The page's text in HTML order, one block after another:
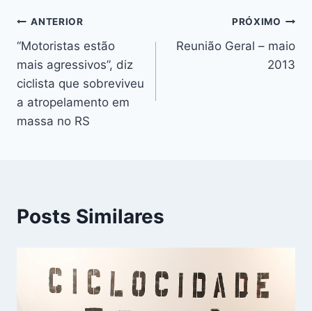
Navegação
de
Post
ANTERIOR
“Motoristas estão
mais agressivos”, diz
ciclista que sobreviveu
a atropelamento em
massa no RS
PRÓXIMO
Reunião Geral – maio
2013
Posts Similares